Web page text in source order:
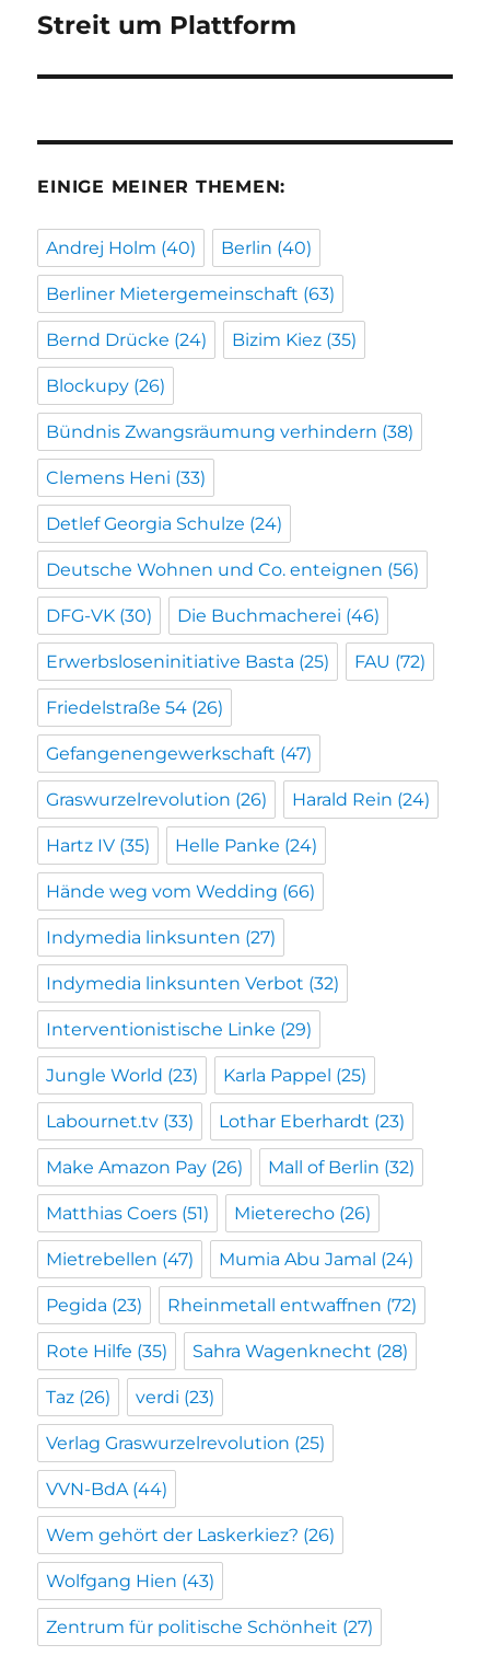
Nächster
Streit um Plattform
EINIGE MEINER THEMEN:
Andrej Holm (40) Berlin (40)
Berliner Mietergemeinschaft (63)
Bernd Drücke (24) Bizim Kiez (35)
Blockupy (26)
Bündnis Zwangsräumung verhindern (38)
Clemens Heni (33)
Detlef Georgia Schulze (24)
Deutsche Wohnen und Co. enteignen (56)
DFG-VK (30) Die Buchmacherei (46)
Erwerbsloseninitiative Basta (25) FAU (72)
Friedelstraße 54 (26)
Gefangenengewerkschaft (47)
Graswurzelrevolution (26) Harald Rein (24)
Hartz IV (35) Helle Panke (24)
Hände weg vom Wedding (66)
Indymedia linksunten (27)
Indymedia linksunten Verbot (32)
Interventionistische Linke (29)
Jungle World (23) Karla Pappel (25)
Labournet.tv (33) Lothar Eberhardt (23)
Make Amazon Pay (26) Mall of Berlin (32)
Matthias Coers (51) Mieterecho (26)
Mietrebellen (47) Mumia Abu Jamal (24)
Pegida (23) Rheinmetall entwaffnen (72)
Rote Hilfe (35) Sahra Wagenknecht (28)
Taz (26) verdi (23)
Verlag Graswurzelrevolution (25)
VVN-BdA (44)
Wem gehört der Laskerkiez? (26)
Wolfgang Hien (43)
Zentrum für politische Schönheit (27)